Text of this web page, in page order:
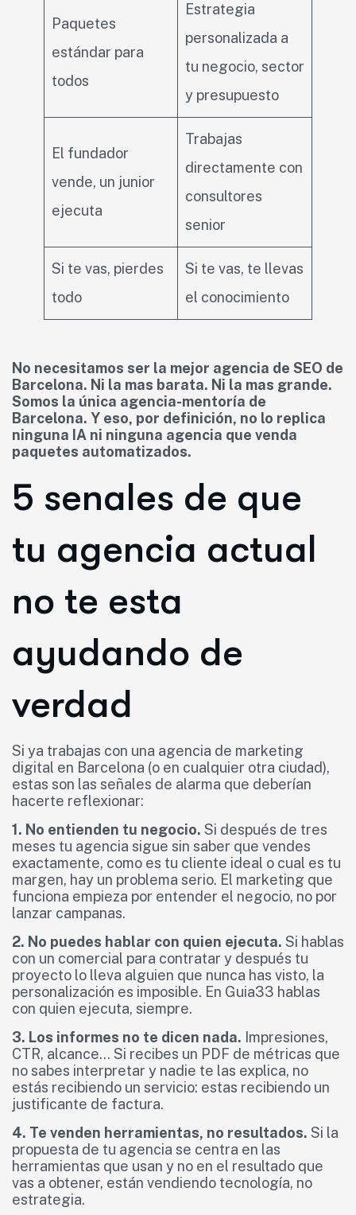
Paquetes
estándar para
todos
Estrategia
personalizada a
tu negocio, sector
y presupuesto
El fundador
vende, un junior
ejecuta
Trabajas
directamente con
consultores
senior
Si te vas, pierdes
todo
Si te vas, te llevas
el conocimiento
No necesitamos ser la mejor agencia de SEO de
Barcelona. Ni la mas barata. Ni la mas grande.
Somos la única agencia-mentoría de
Barcelona. Y eso, por definición, no lo replica
ninguna IA ni ninguna agencia que venda
paquetes automatizados.
5 senales de que
tu agencia actual
no te esta
ayudando de
verdad
Si ya trabajas con una agencia de marketing
digital en Barcelona (o en cualquier otra ciudad),
estas son las señales de alarma que deberían
hacerte reflexionar:
1. No entienden tu negocio. Si después de tres
meses tu agencia sigue sin saber que vendes
exactamente, como es tu cliente ideal o cual es tu
margen, hay un problema serio. El marketing que
funciona empieza por entender el negocio, no por
lanzar campanas.
2. No puedes hablar con quien ejecuta. Si hablas
con un comercial para contratar y después tu
proyecto lo lleva alguien que nunca has visto, la
personalización es imposible. En Guia33 hablas
con quien ejecuta, siempre.
3. Los informes no te dicen nada. Impresiones,
CTR, alcance… Si recibes un PDF de métricas que
no sabes interpretar y nadie te las explica, no
estás recibiendo un servicio: estas recibiendo un
justificante de factura.
4. Te venden herramientas, no resultados. Si la
propuesta de tu agencia se centra en las
herramientas que usan y no en el resultado que
vas a obtener, están vendiendo tecnología, no
estrategia.